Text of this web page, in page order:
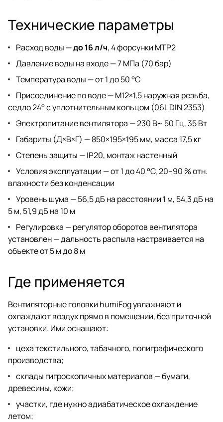
Технические параметры
Расход воды —до 16 л/ч, 4 форсунки MTP2
Давление воды на входе — 7 МПа (70 бар)
Температура воды — от 1 до 50 °C
Присоединение по воде — M12×1,5 наружная резьба,
седло 24° с уплотнительным кольцом (06L DIN 2353)
Электропитание вентилятора — 230 В~ 50 Гц, 35 Вт
Габариты (Д×В×Г) — 850×195×195 мм, масса 17,5 кг
Степень защиты — IP20, монтаж настенный
Условия эксплуатации — от 1 до 40 °C, 20–90 % отн.
влажности без конденсации
Уровень шума — 56,5 дБ на расстоянии 1 м, 54,3 дБ на
5 м, 51,9 дБ на 10 м
Регулировка — регулятор оборотов вентилятора
установлен — дальность распыла настраивается на
объекте от 5 м до 8 м
Где применяется
Вентиляторные головки humiFog увлажняют и
охлаждают воздух прямо в помещении, без приточной
установки. Ими оснащают:
цеха текстильного, табачного, полиграфического
производства;
склады гигроскопичных материалов — бумаги,
древесины, кожи;
участки, где нужно адиабатическое охлаждение
летом;